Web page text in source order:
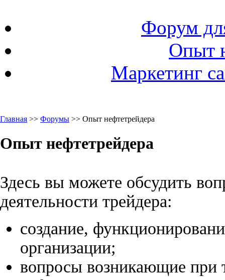
Форум
Опыт
Маркетинг
Главная >> Форумы >> Опыт нефтетрейдера
Опыт нефтетрейдера
Здесь вы можете обсудить
деятельности трейдера:
создание,
организации;
вопросы возникающие при